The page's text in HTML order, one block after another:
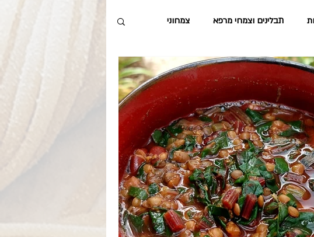
תבלינים וצמחי מרפא צמחוני
הכנה ממרחים, מותססים וכבושים